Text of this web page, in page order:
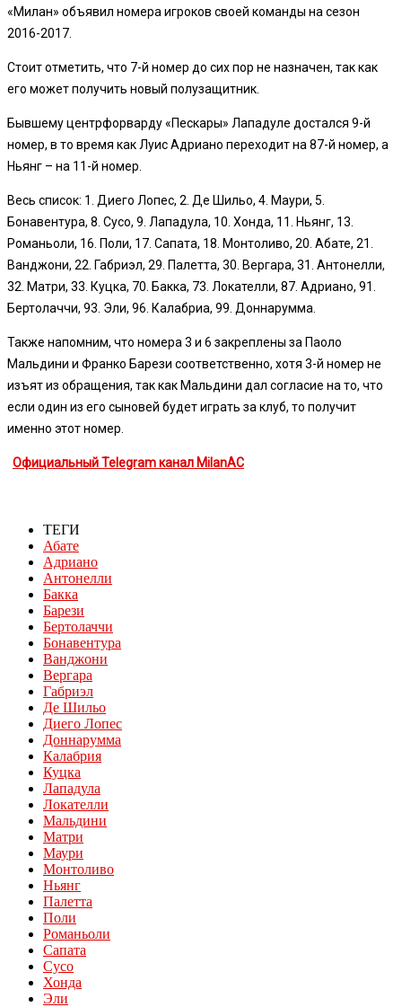
«Милан» объявил номера игроков своей команды на сезон
2016-2017.
Стоит отметить, что 7-й номер до сих пор не назначен, так как
его может получить новый полузащитник.
Бывшему центрфорварду «Пескары» Лападуле достался 9-й
номер, в то время как Луис Адриано переходит на 87-й номер, а
Ньянг – на 11-й номер.
Весь список: 1. Диего Лопес, 2. Де Шильо, 4. Маури, 5.
Бонавентура, 8. Сусо, 9. Лападула, 10. Хонда, 11. Ньянг, 13.
Романьоли, 16. Поли, 17. Сапата, 18. Монтоливо, 20. Абате, 21.
Ванджони, 22. Габриэл, 29. Палетта, 30. Вергара, 31. Антонелли,
32. Матри, 33. Куцка, 70. Бакка, 73. Локателли, 87. Адриано, 91.
Бертолаччи, 93. Эли, 96. Калабриа, 99. Доннарумма.
Также напомним, что номера 3 и 6 закреплены за Паоло
Мальдини и Франко Барези соответственно, хотя 3-й номер не
изъят из обращения, так как Мальдини дал согласие на то, что
если один из его сыновей будет играть за клуб, то получит
именно этот номер.
Официальный Telegram канал MilanAC
ТЕГИ
Абате
Адриано
Антонелли
Бакка
Барези
Бертолаччи
Бонавентура
Ванджони
Вергара
Габриэл
Де Шильо
Диего Лопес
Доннарумма
Калабрия
Куцка
Лападула
Локателли
Мальдини
Матри
Маури
Монтоливо
Ньянг
Палетта
Поли
Романьоли
Сапата
Сусо
Хонда
Эли